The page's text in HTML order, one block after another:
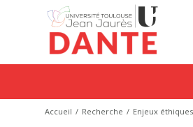
Accueil Recherche Enjeux